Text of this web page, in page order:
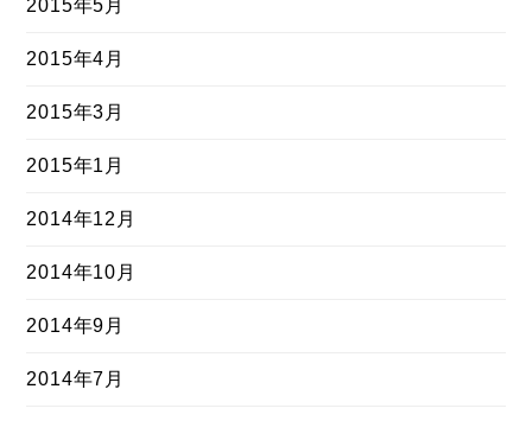
2015年5月
2015年4月
2015年3月
2015年1月
2014年12月
2014年10月
2014年9月
2014年7月